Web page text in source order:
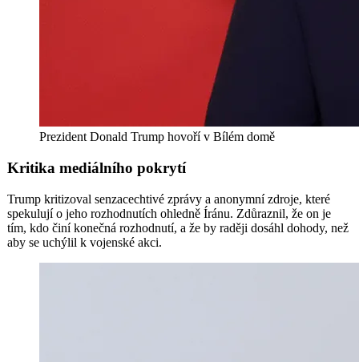
Prezident Donald Trump hovoří v Bílém domě
Kritika mediálního pokrytí
Trump kritizoval senzacechtivé zprávy a anonymní zdroje, které
spekulují o jeho rozhodnutích ohledně Íránu. Zdůraznil, že on je
tím, kdo činí konečná rozhodnutí, a že by raději dosáhl dohody, než
aby se uchýlil k vojenské akci.